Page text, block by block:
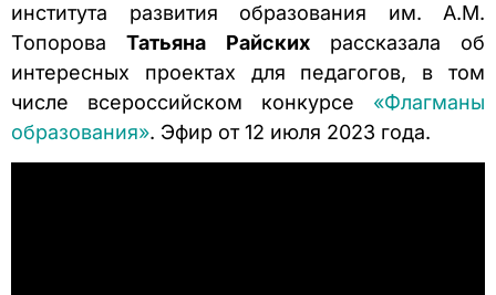
института развития образования им. А.М.
ТопороваТатьяна Райскихрассказала об
интересных проектах для педагогов, в том
числе всероссийском конкурсе «Флагманы
образования». Эфир от 12 июля 2023 года.